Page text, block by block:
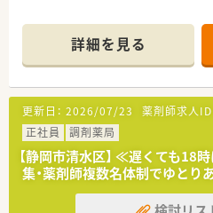
詳細を見る
更新日： 2026/07/23 薬剤師求人ID
正社員
調剤薬局
【静岡市清水区】 ≪遅くても
集・薬剤師複数名体制でゆとり